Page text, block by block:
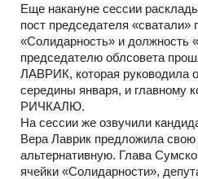
Еще накануне сессии
пост председателя
«Солидарность» и должность
председателю облсовета
ЛАВРИК, которая руководила
середины января, и главному
РИЧКАЛЮ.
На сессии же озвучили
Вера Лаврик предложила свою
альтернативную. Глава
ячейки «Солидарности»,